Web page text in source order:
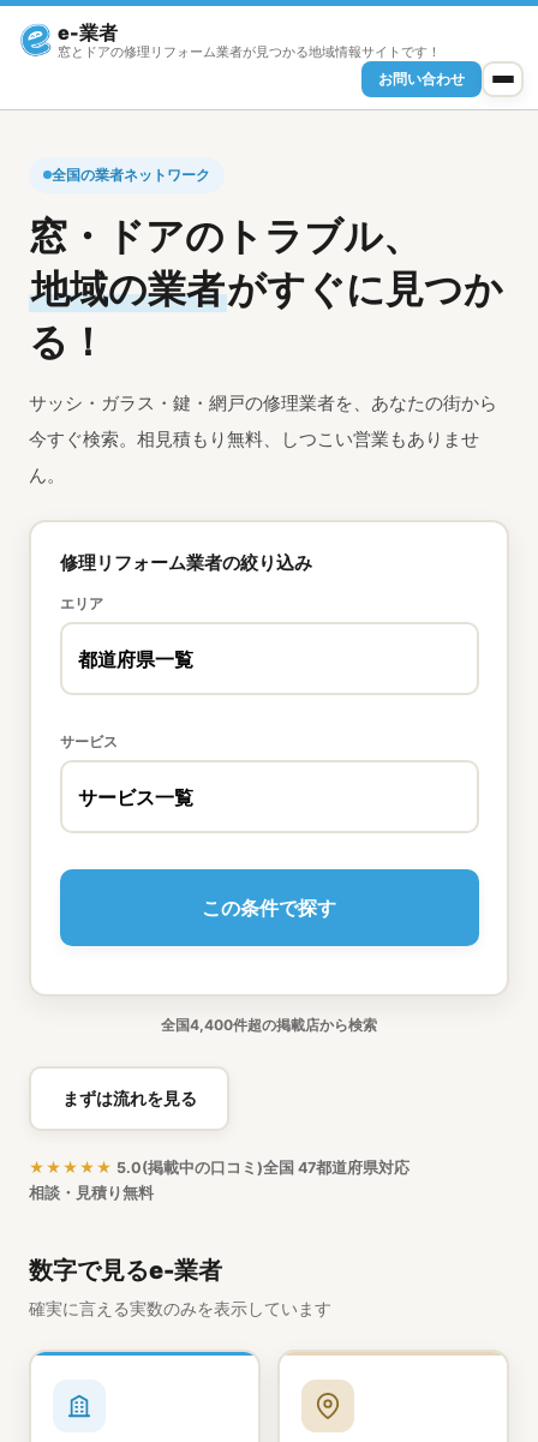
e-業者
窓とドアの修理リフォーム業者が見つかる地域情報サイトです！
お問い合わせ
全国の業者ネットワーク
窓・ドアのトラブル、
地域の業者がすぐに見つか
る！
サッシ・ガラス・鍵・網戸の修理業者を、あなたの街から
今すぐ検索。相見積もり無料、しつこい営業もありませ
ん。
修理リフォーム業者の絞り込み
エリア
サービス
全国4,400件超の掲載店から検索
まずは流れを見る
★★★★★ 5.0(掲載中の口コミ)全国 47都道府県対応
相談・見積り無料
数字で見るe-業者
確実に言える実数のみを表示しています